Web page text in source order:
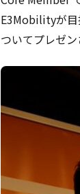
E3Mobilityが目
ついてプレゼン